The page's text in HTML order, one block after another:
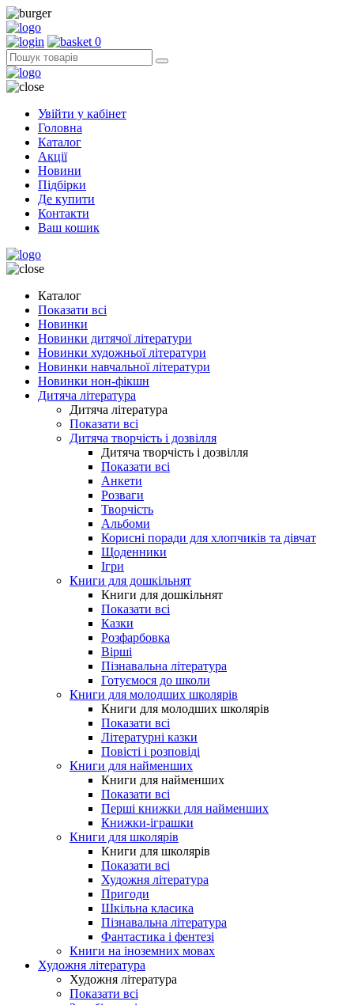
0
Увійти у кабінет
Головна
Каталог
Акції
Новини
Підбірки
Де купити
Контакти
Ваш кошик
Каталог
Показати всі
Новинки
Новинки дитячої літератури
Новинки художньої літератури
Новинки навчальної літератури
Новинки нон-фікшн
Дитяча література
Дитяча література
Показати всі
Дитяча творчість і дозвілля
Дитяча творчість і дозвілля
Показати всі
Анкети
Розваги
Творчість
Альбоми
Корисні поради для хлопчиків та дівчат
Щоденники
Ігри
Книги для дошкільнят
Книги для дошкільнят
Показати всі
Казки
Розфарбовка
Вірші
Пізнавальна література
Готуємося до школи
Книги для молодших школярів
Книги для молодших школярів
Показати всі
Літературні казки
Повісті і розповіді
Книги для найменших
Книги для найменших
Показати всі
Перші книжки для найменших
Книжки-іграшки
Книги для школярів
Книги для школярів
Показати всі
Художня література
Пригоди
Шкільна класика
Пізнавальна література
Фантастика і фентезі
Книги на іноземних мовах
Художня література
Художня література
Показати всі